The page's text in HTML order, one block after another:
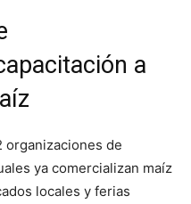
a
organizaciones de
ya comercializan maíz
locales y ferias